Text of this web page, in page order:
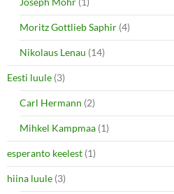
Moritz Gottlieb Saphir (4)
Nikolaus Lenau (14)
Eesti luule (3)
Carl Hermann (2)
Mihkel Kampmaa (1)
esperanto keelest (1)
hiina luule (3)